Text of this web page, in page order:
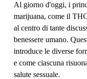
Al giorno d'oggi, i
marijuana, come il
al centro di tante
benessere umano.
introduce le diverse
e come ciascuna
salute sessuale.